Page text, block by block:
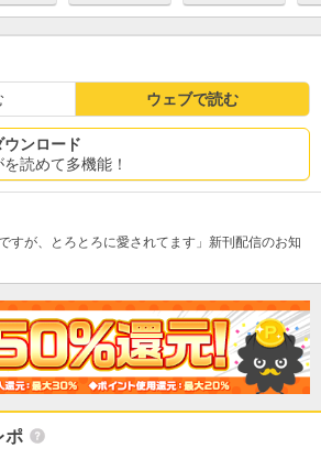
ウェブで読む
ンロード
読めて多機能！
すが、とろとろに愛されてます」新刊配信のお知
ポ